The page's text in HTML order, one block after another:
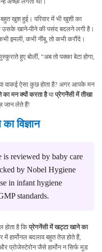
बहुत खुश हुई। परिवार में भी खुशी का
उसके खाने-पीने की पसंद बदलने लगी है।
इमली, कभी नींबू, तो कभी करौंदे।
हुए बोलीं, “अब तो पक्का बेटा होगा,
वाकई ऐसा कुछ होता है? अगर आपके मन
का मन क्यों करता हैया प्रेगनेंसी में तीखा
जान लेते हैं!
विज्ञान
is reviewed by baby care
by Nobel Hygiene
in infant hygiene
standards.
होता है कि प्रेगनेंसी में खट्टा खाने का
में हार्मोनल बदलाव बहुत तेज़ होते हैं,
प्रोजेस्टेरोन जैसे हार्मोन न सिर्फ मूड